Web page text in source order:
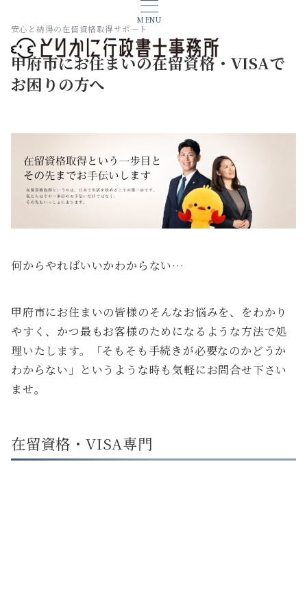
MENU
安心と納得の在留資格取得サポート
甲府市にお住まいの在留資格・VISAで
お困りの方へ
何からやればいいかわからない…
甲府市にお住まいの皆様のそんなお悩みを、をわかり
やすく、かつ最もお客様のためになるような方法で処
理いたします。「そもそも手続きが必要なのかどうか
わからない」というような時も気軽にお問合せ下さい
ませ。
在留資格・VISA専門